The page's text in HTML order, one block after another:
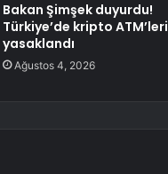
Bakan Şimşek duyurdu!
Türkiye’de kripto ATM’leri
yasaklandı
Ağustos 4, 2026